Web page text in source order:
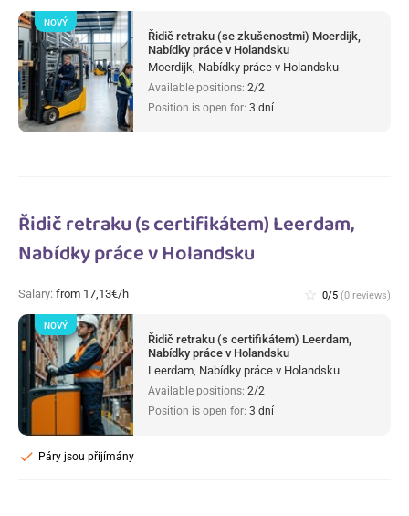
Řidič retraku (se zkušenostmi) Moerdijk,
Nabídky práce v Holandsku
Moerdijk, Nabídky práce v Holandsku
Available positions: 2/2
Position is open for: 3 dní
NOVÝ
Řidič retraku (s certifikátem) Leerdam,
Nabídky práce v Holandsku
Salary: from 17,13€/h star_border 0/5 (0 reviews)
Řidič retraku (s certifikátem) Leerdam,
Nabídky práce v Holandsku
Leerdam, Nabídky práce v Holandsku
Available positions: 2/2
Position is open for: 3 dní
Páry jsou přijímány
check
NOVÝ